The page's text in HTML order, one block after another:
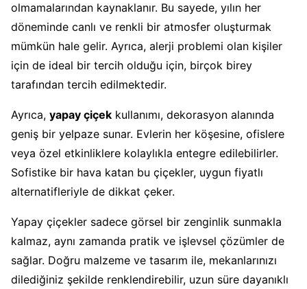
olmamalarından kaynaklanır. Bu sayede, yılın her
döneminde canlı ve renkli bir atmosfer oluşturmak
mümkün hale gelir. Ayrıca, alerji problemi olan kişiler
için de ideal bir tercih olduğu için, birçok birey
tarafından tercih edilmektedir.
Ayrıca, yapay çiçek kullanımı, dekorasyon alanında
geniş bir yelpaze sunar. Evlerin her köşesine, ofislere
veya özel etkinliklere kolaylıkla entegre edilebilirler.
Sofistike bir hava katan bu çiçekler, uygun fiyatlı
alternatifleriyle de dikkat çeker.
Yapay çiçekler sadece görsel bir zenginlik sunmakla
kalmaz, aynı zamanda pratik ve işlevsel çözümler de
sağlar. Doğru malzeme ve tasarım ile, mekanlarınızı
dilediğiniz şekilde renklendirebilir, uzun süre dayanıklı